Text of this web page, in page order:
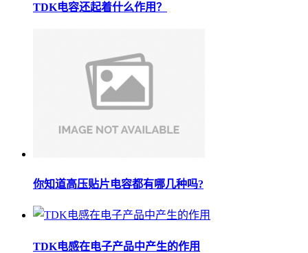
TDK电容还起着什么作用？
你知道高压贴片电容都有哪几种吗?
TDK电感在电子产品中产生的作用